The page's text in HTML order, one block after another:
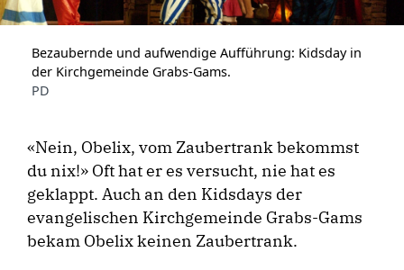
Bezaubernde und aufwendige Aufführung: Kidsday in
der Kirchgemeinde Grabs-Gams.
PD
«Nein, Obelix, vom Zaubertrank bekommst
du nix!» Oft hat er es versucht, nie hat es
geklappt. Auch an den Kidsdays der
evangelischen Kirchgemeinde Grabs-Gams
bekam Obelix keinen Zaubertrank.